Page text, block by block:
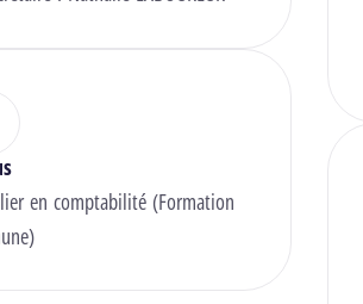
en comptabilité (Formation